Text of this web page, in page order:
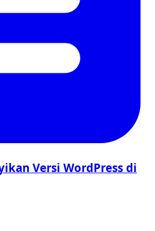
Versi WordPress di